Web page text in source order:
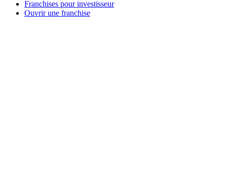
Franchises pour investisseur
Ouvrir une franchise